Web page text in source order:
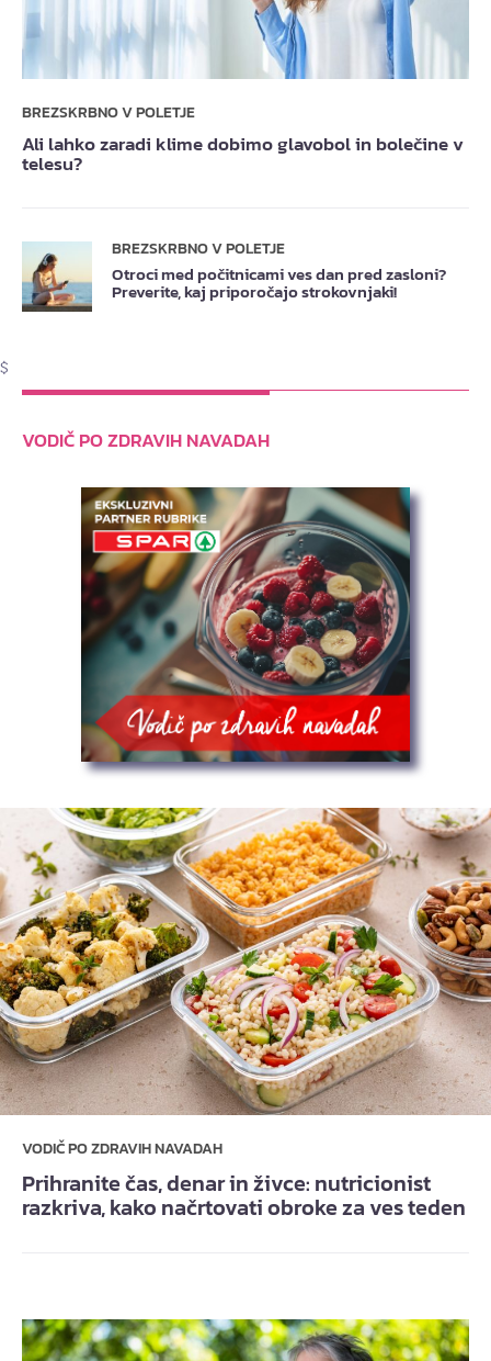
BREZSKRBNO V POLETJE
Ali lahko zaradi klime dobimo glavobol in bolečine v
telesu?
BREZSKRBNO V POLETJE
Otroci med počitnicami ves dan pred zasloni?
Preverite, kaj priporočajo strokovnjaki!
$
VODIČ PO ZDRAVIH NAVADAH
VODIČ PO ZDRAVIH NAVADAH
Prihranite čas, denar in živce: nutricionist
razkriva, kako načrtovati obroke za ves teden